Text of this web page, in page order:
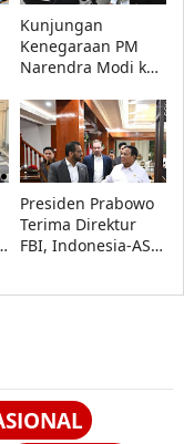
Kunjungan
Kenegaraan PM
Narendra Modi ke
Disambut Presiden
Prabowo, Bahas
Kerja Sama
Strategis
Presiden Prabowo
Terima Direktur
FBI, Indonesia-AS